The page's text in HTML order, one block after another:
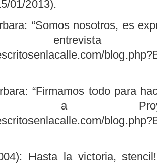
01/2013).
“Somos nosotros, es
“Firmamos todo para
a
Hasta la victoria,